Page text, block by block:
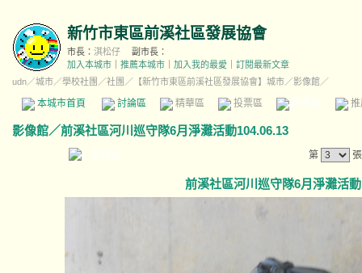
新竹市東區前溪社區發展協會
市長： 淇松仔
副市長：
加入本城市
推薦本城市 加入我的最愛
訂閱最新文章
udn／城市／學校社團 ／社團 ／ 【新竹市東區前溪社區發展協會】城市／影像館／
本城市首頁 討論區 精華區 投票區 影像館
影像館／前溪社區河川巡守隊6月淨灘活動104.06.13
第
前溪社區河川巡守隊6月淨灘活